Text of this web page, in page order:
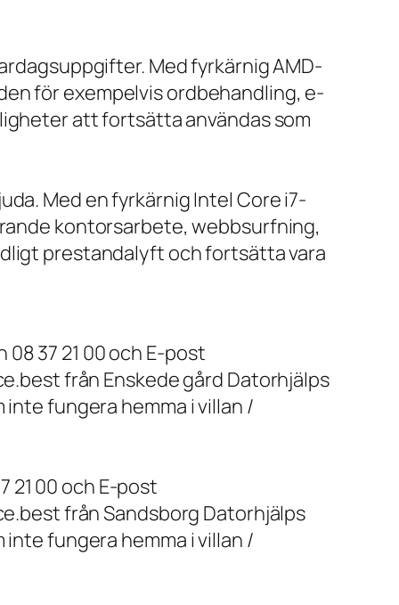
Med fyrkärnig AMD-
för exempelvis ordbehandling, e-
att fortsätta användas som
Med en fyrkärnig Intel Core i7-
kontorsarbete, webbsurfning,
prestandalyft och fortsätta vara
37 21 00 och E-post
från Enskede gård Datorhjälps
fungera hemma i villan /
21 00 och E-post
från Sandsborg Datorhjälps
fungera hemma i villan /